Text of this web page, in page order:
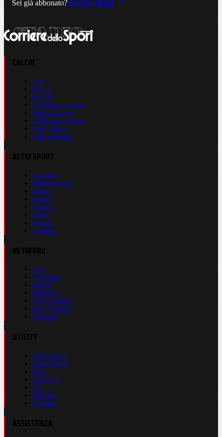
Sei già abbonato?Accedi e leggi
Live
Serie A
Serie B
Champions League
Europa League
Conference League
Calcio Estero
Calciomercato
Formula 1
Motomondiale
Basket
Tennis
Running
Volley
eSports
Ciclismo
Auto
Autosprint
Inmoto
Motosprint
Guerinsportivo
Sport Network
Fantacup
Abbonamenti
Prima Pagina
Store
Pubblicità
Rss
Site Map
Registrati